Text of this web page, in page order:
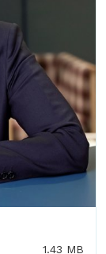
1.43 MB